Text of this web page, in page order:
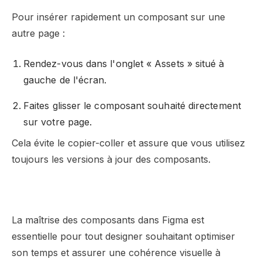
Pour insérer rapidement un composant sur une
autre page :
Rendez-vous dans l'onglet « Assets » situé à
gauche de l'écran.
Faites glisser le composant souhaité directement
sur votre page.
Cela évite le copier-coller et assure que vous utilisez
toujours les versions à jour des composants.
La maîtrise des composants dans Figma est
essentielle pour tout designer souhaitant optimiser
son temps et assurer une cohérence visuelle à